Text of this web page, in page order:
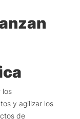
los
y agilizar los
de